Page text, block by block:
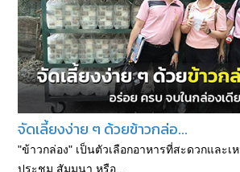
จัดเลี้ยงง่าย ๆ ด้วยข้าวกล่อ...
"ข้าวกล่อง" เป็นตัวเลือกอาหารที่สะดวกและเ
ประชุม สัมมนา หรือ...